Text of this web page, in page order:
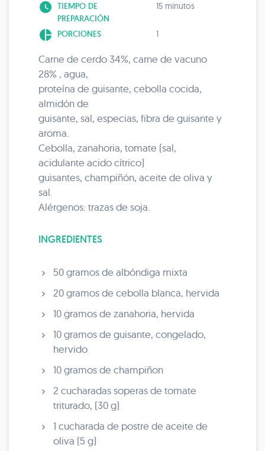
watch_later TIEMPO DE
PREPARACIÓN
15 minutos
pie_chart PORCIONES 1
Carne de cerdo 34%, carne de vacuno
28% , agua,
proteína de guisante, cebolla cocida,
almidón de
guisante, sal, especias, fibra de guisante y
aroma.
Cebolla, zanahoria, tomate (sal,
acidulante acido cítrico)
guisantes, champiñón, aceite de oliva y
sal.
Alérgenos: trazas de soja.
INGREDIENTES
50 gramos de albóndiga mixta
20 gramos de cebolla blanca, hervida
10 gramos de zanahoria, hervida
10 gramos de guisante, congelado,
hervido
10 gramos de champiñon
2 cucharadas soperas de tomate
triturado, (30 g)
1 cucharada de postre de aceite de
oliva (5 g)